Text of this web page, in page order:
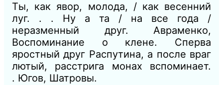
Ты, как явор, молода, / как весенний
луг. . . Ну а та /
на все года /
неразменный друг. Авраменко,
Воспоминание о клене. Сперва
яростный друг Распутина, а после враг
лютый, расстрига монах вспоминает.
. Югов, Шатровы.